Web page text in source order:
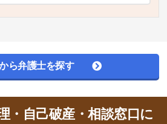
ら弁護士を探す
・自己破産・相談窓口に